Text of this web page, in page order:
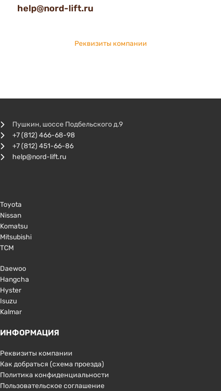
help@nord-lift.ru
Реквизиты компании
Пушкин, шоссе Подбельского д.9
+7 (812) 466-68-98
+7 (812) 451-66-86
help@nord-lift.ru
Toyota
Nissan
Komatsu
Mitsubishi
TCM
Daewoo
Hangcha
Hyster
Isuzu
Kalmar
ИНФОРМАЦИЯ
Реквизиты компании
Как добраться (схема проезда)
Политика конфиденциальности
Пользовательское соглашение